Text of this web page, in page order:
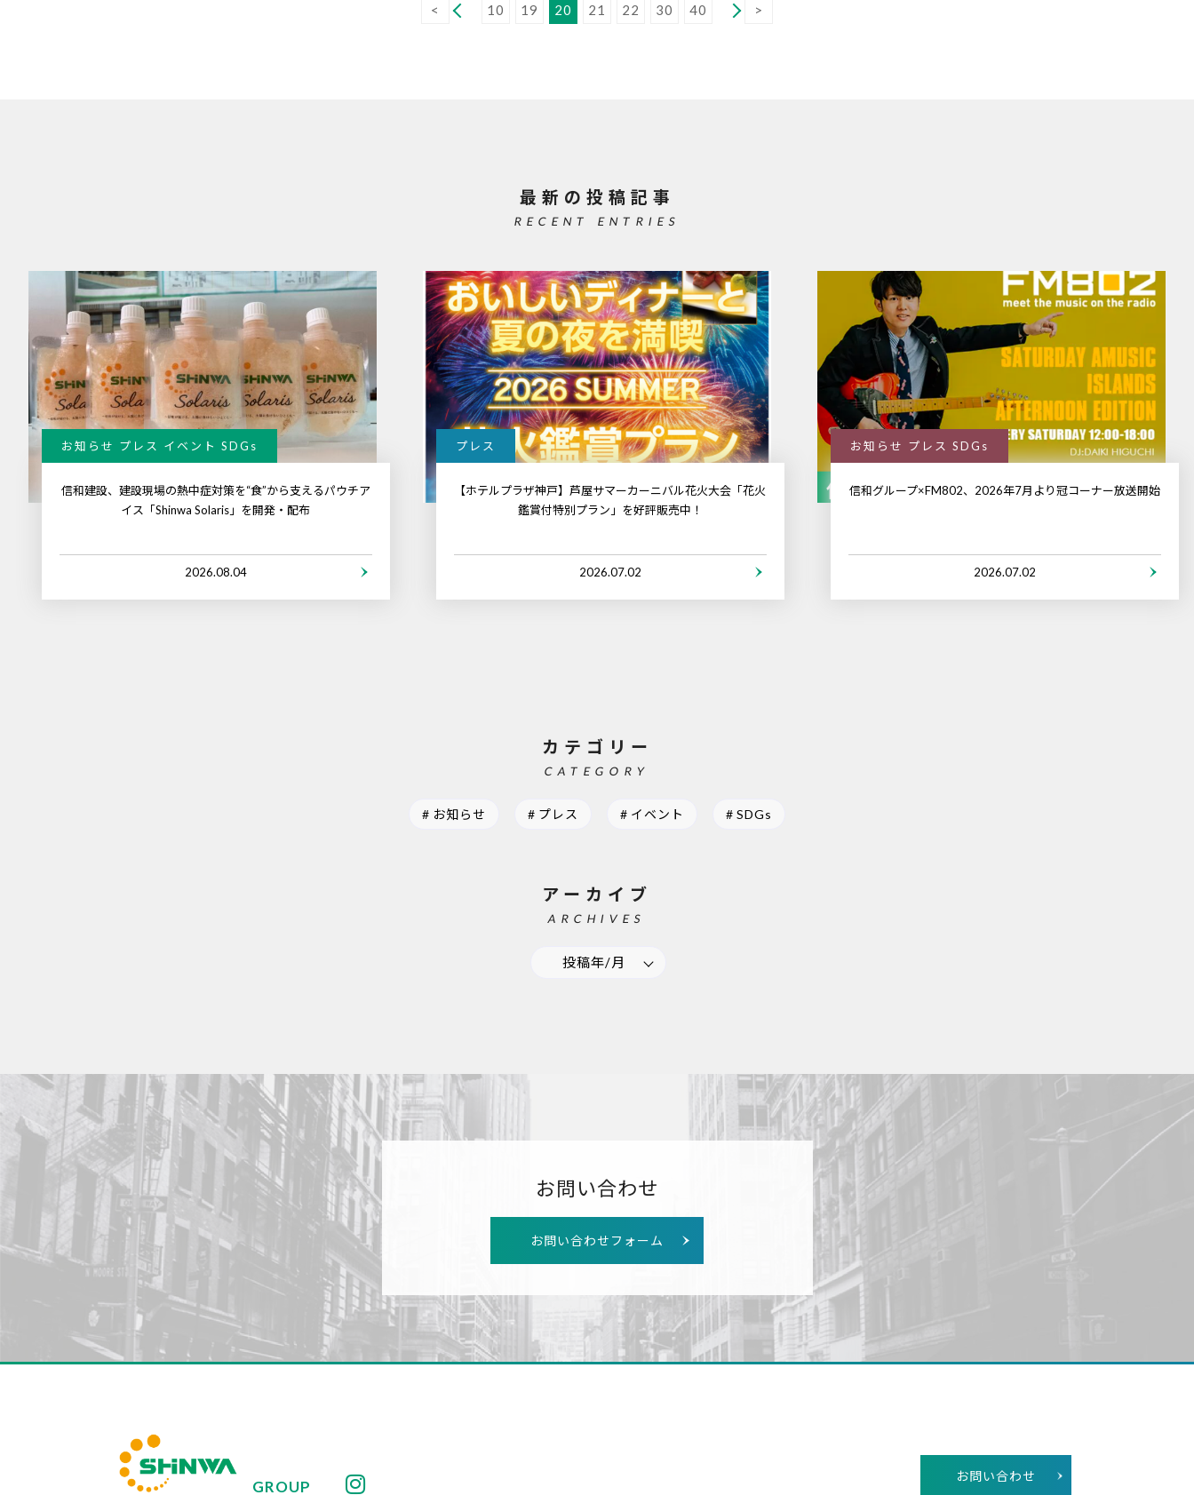
< 10 19 20 21 22 30 40 >
最新の投稿記事
RECENT ENTRIES
お知らせ プレス イベント SDGs
信和建設、建設現場の熱中症対策を“食”から支えるパウチア
イス「Shinwa Solaris」を開発・配布
2026.08.04
プレス
【ホテルプラザ神戸】芦屋サマーカーニバル花火大会「花火
鑑賞付特別プラン」を好評販売中！
2026.07.02
お知らせ プレス SDGs
信和グループ×FM802、2026年7月より冠コーナー放送開始
2026.07.02
カテゴリー
CATEGORY
お知らせ プレス イベント SDGs
アーカイブ
ARCHIVES
投稿年/月
お問い合わせ
お問い合わせフォーム
GROUP
お問い合わせ